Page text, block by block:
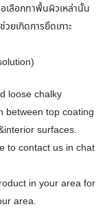
เลือกทาพื้นผิวเหล่านั้น
ยเกิดการยึดเกาะ
loose chalky
between top coating
surfaces.
to contact us in chat
in your area for
area.